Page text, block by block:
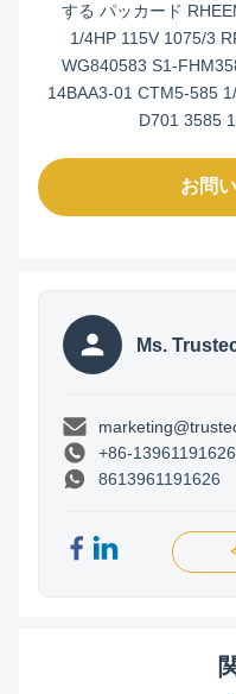
する パッカード
1/4HP 115V 1075/3
WG840583 S1-
14BAA3-01 CTM5-585
D701 3585
お問
Ms.
+86-13961191626
8613961191626